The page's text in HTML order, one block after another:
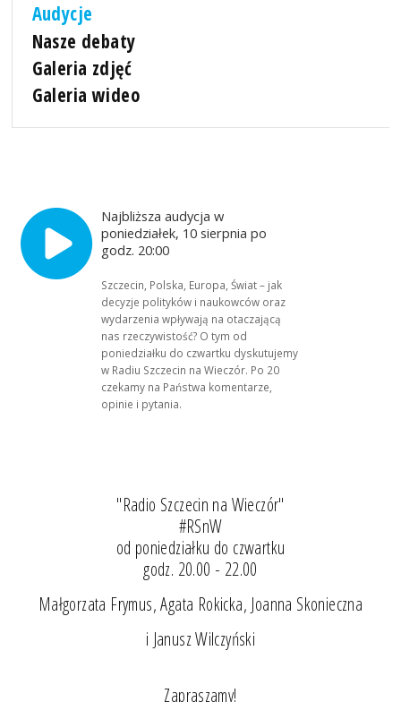
Audycje
Nasze debaty
Galeria zdjęć
Galeria wideo
Najbliższa audycja w
poniedziałek, 10 sierpnia po
godz. 20:00
Szczecin, Polska, Europa, Świat – jak
decyzje polityków i naukowców oraz
wydarzenia wpływają na otaczającą
nas rzeczywistość? O tym od
poniedziałku do czwartku dyskutujemy
w Radiu Szczecin na Wieczór. Po 20
czekamy na Państwa komentarze,
opinie i pytania.
"Radio Szczecin na Wieczór"
#RSnW
od poniedziałku do czwartku
godz. 20.00 - 22.00
Małgorzata Frymus, Agata Rokicka, Joanna Skonieczna
i Janusz Wilczyński
Zapraszamy!